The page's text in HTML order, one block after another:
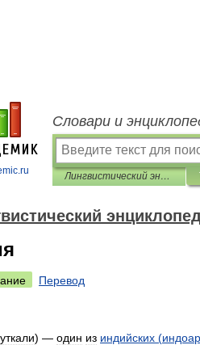
Словари и
Лингвистический энциклопедический словарь
Перевод
уткали) — один из индийских (